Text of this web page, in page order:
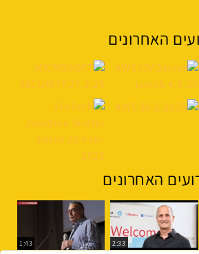
האחרונים
האחרונים
2:33
1:43